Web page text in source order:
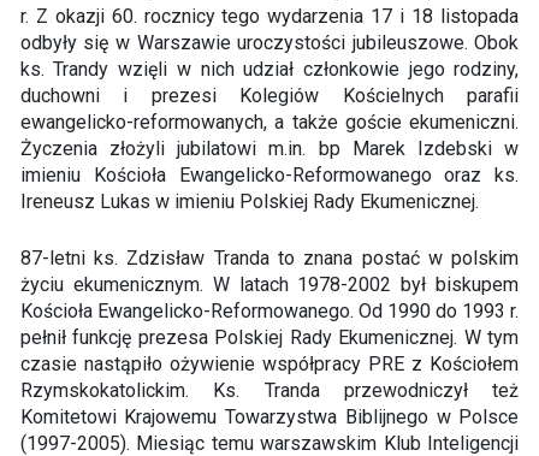
r. Z okazji 60. rocznicy tego wydarzenia 17 i 18 listopada
odbyły się w Warszawie uroczystości jubileuszowe. Obok
ks. Trandy wzięli w nich udział członkowie jego rodziny,
duchowni i prezesi Kolegiów Kościelnych parafii
ewangelicko-reformowanych, a także goście ekumeniczni.
Życzenia złożyli jubilatowi m.in. bp Marek Izdebski w
imieniu Kościoła Ewangelicko-Reformowanego oraz ks.
Ireneusz Lukas w imieniu Polskiej Rady Ekumenicznej.
87-letni ks. Zdzisław Tranda to znana postać w polskim
życiu ekumenicznym. W latach 1978-2002 był biskupem
Kościoła Ewangelicko-Reformowanego. Od 1990 do 1993 r.
pełnił funkcję prezesa Polskiej Rady Ekumenicznej. W tym
czasie nastąpiło ożywienie współpracy PRE z Kościołem
Rzymskokatolickim. Ks. Tranda przewodniczył też
Komitetowi Krajowemu Towarzystwa Biblijnego w Polsce
(1997-2005). Miesiąc temu warszawskim Klub Inteligencji